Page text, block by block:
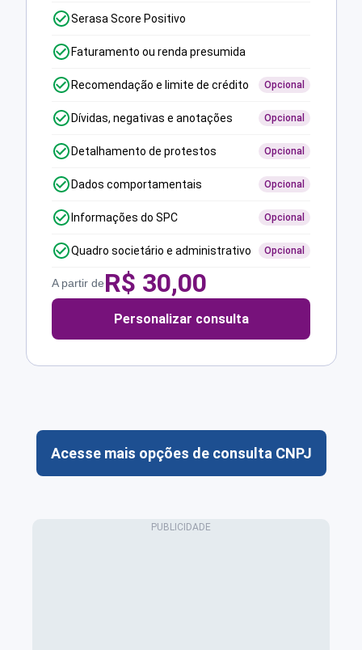
Serasa Score Positivo
Faturamento ou renda presumida
Recomendação e limite de crédito Opcional
Dívidas, negativas e anotações Opcional
Detalhamento de protestos Opcional
Dados comportamentais Opcional
Informações do SPC Opcional
Quadro societário e administrativo Opcional
A partir deR$ 30,00
Personalizar consulta
Acesse mais opções de consulta CNPJ